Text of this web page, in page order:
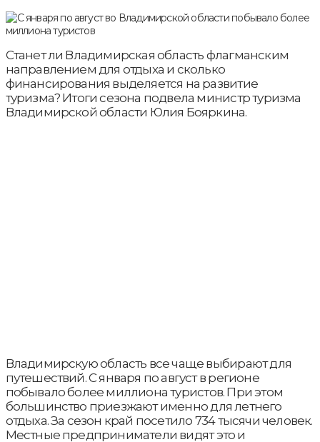
Станет ли Владимирская область флагманским
направлением для отдыха и сколько
финансирования выделяется на развитие
туризма? Итоги сезона подвела министр туризма
Владимирской области Юлия Бояркина.
Владимирскую область все чаще выбирают для
путешествий. С января по август в регионе
побывало более миллиона туристов. При этом
большинство приезжают именно для летнего
отдыха. За сезон край посетило 734 тысячи человек.
Местные предприниматели видят это и